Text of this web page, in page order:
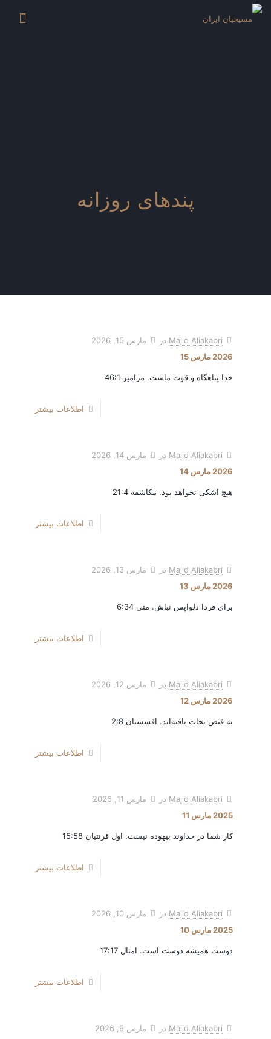
پندهای روزانه
Majid Aliakabri در
مارس 15, 2026
2026 مارس 15
خدا پناهگاه و قوت ماست. مزامیر 46:1
اطلاعات بیشتر
Majid Aliakabri در
مارس 14, 2026
2026 مارس 14
هیچ اشکی نخواهد بود. مکاشفه 21:4
اطلاعات بیشتر
Majid Aliakabri در
مارس 13, 2026
2026 مارس 13
برای فردا دلواپس نباش. متی 6:34
اطلاعات بیشتر
Majid Aliakabri در
مارس 12, 2026
2026 مارس 12
به فیض نجات یافته‌اید. افسسیان 2:8
اطلاعات بیشتر
Majid Aliakabri در
مارس 11, 2026
2025 مارس 11
کار شما در خداوند بیهوده نیست. اول قرنتیان 15:58
اطلاعات بیشتر
Majid Aliakabri در
مارس 10, 2026
2025 مارس 10
دوست همیشه دوست است. امثال 17:17
اطلاعات بیشتر
Majid Aliakabri در
مارس 9, 2026